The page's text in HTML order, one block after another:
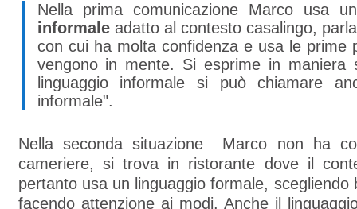
Nella prima comunicazione Marco usa
informaleadatto al contesto casalingo,
con cui ha molta confidenza e usa le prime
vengono in mente. Si esprime in maniera
linguaggio informale si può chiamare
informale".
Nella seconda situazione Marco non ha
cameriere, si trova in ristorante dove il
pertanto usa un linguaggio formale, scegliendo
facendo attenzione ai modi. Anche il